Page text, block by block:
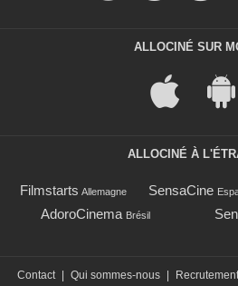
ALLOCINÉ SUR
ALLOCINÉ À
Filmstarts Allemagne SensaCine
AdoroCinema Brésil
Contact Qui sommes-nous Recrutement